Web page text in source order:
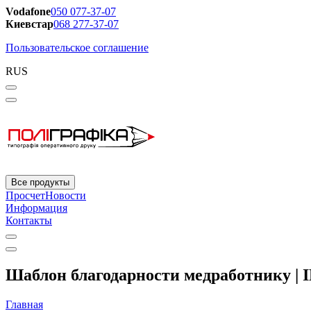
Vodafone050 077-37-07
Киевстар068 277-37-07
Пользовательское соглашение
RUS
Все продукты
ПросчетНовости
Информация
Контакты
Шаблон благодарности медработнику |
Главная